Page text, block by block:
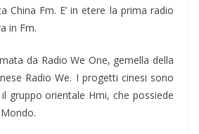
China Fm. E’ in etere la prima radio
in Fm.
da Radio We One, gemella della
Radio We. I progetti cinesi sono
gruppo orientale Hmi, che possiede